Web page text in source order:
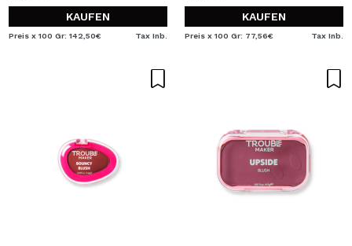
KAUFEN
Preis x 100 Gr: 142,50€ Tax Inb.
KAUFEN
Preis x 100 Gr: 77,56€ Tax Inb.